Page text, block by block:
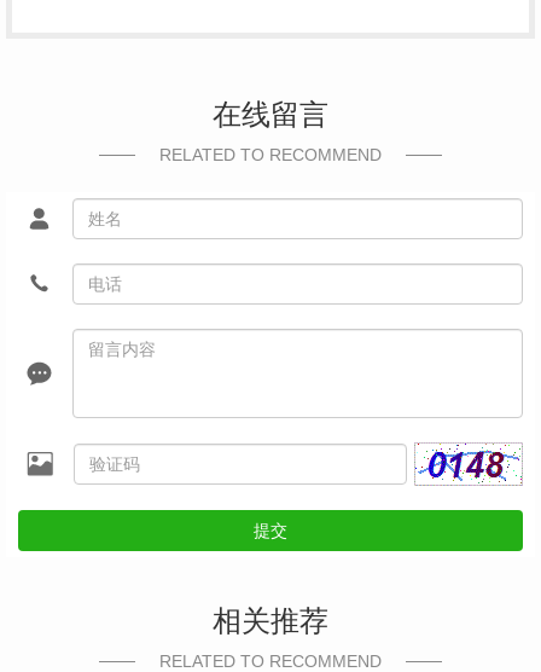
在线留言
RELATED TO RECOMMEND
提交
相关推荐
RELATED TO RECOMMEND